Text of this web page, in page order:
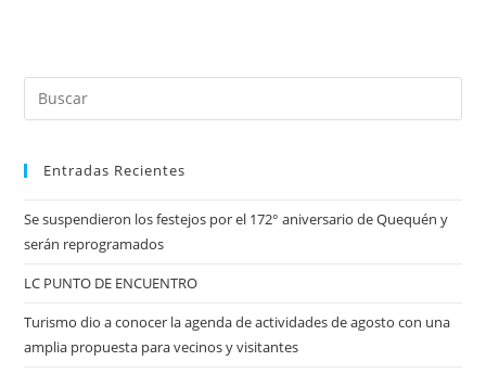
Entradas Recientes
Se suspendieron los festejos por el 172° aniversario de Quequén y
serán reprogramados
LC PUNTO DE ENCUENTRO
Turismo dio a conocer la agenda de actividades de agosto con una
amplia propuesta para vecinos y visitantes